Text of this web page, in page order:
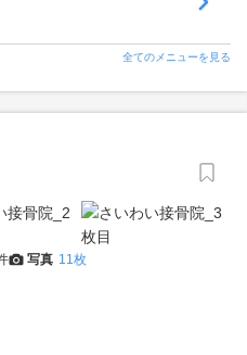
全てのメニューを見る
写真 11枚